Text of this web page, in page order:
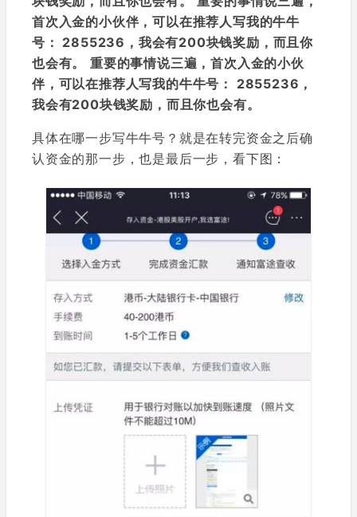
首次入金的小伙伴，可以在推荐人写我的牛牛
号： 2855236，我会有200块钱奖励，而且你
也会有。
重要的事情说三遍，首次入金的小伙
伴，可以在推荐人写我的牛牛号： 2855236，
我会有200块钱奖励，而且你也会有。
具体在哪一步写牛牛号？就是在转完资金之后确
认资金的那一步，也是最后一步，看下图：